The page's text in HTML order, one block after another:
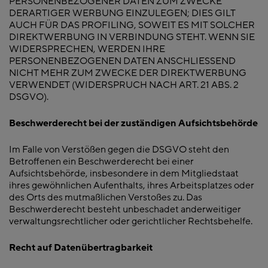
DERARTIGER WERBUNG EINZULEGEN; DIES GILT
AUCH FÜR DAS PROFILING, SOWEIT ES MIT SOLCHER
DIREKTWERBUNG IN VERBINDUNG STEHT. WENN SIE
WIDERSPRECHEN, WERDEN IHRE
PERSONENBEZOGENEN DATEN ANSCHLIESSEND
NICHT MEHR ZUM ZWECKE DER DIREKTWERBUNG
VERWENDET (WIDERSPRUCH NACH ART. 21 ABS. 2
DSGVO).
Beschwerderecht bei der zuständigen Aufsichtsbehörde
Im Falle von Verstößen gegen die DSGVO steht den
Betroffenen ein Beschwerderecht bei einer
Aufsichtsbehörde, insbesondere in dem Mitgliedstaat
ihres gewöhnlichen Aufenthalts, ihres Arbeitsplatzes oder
des Orts des mutmaßlichen Verstoßes zu. Das
Beschwerderecht besteht unbeschadet anderweitiger
verwaltungsrechtlicher oder gerichtlicher Rechtsbehelfe.
Recht auf Datenübertragbarkeit